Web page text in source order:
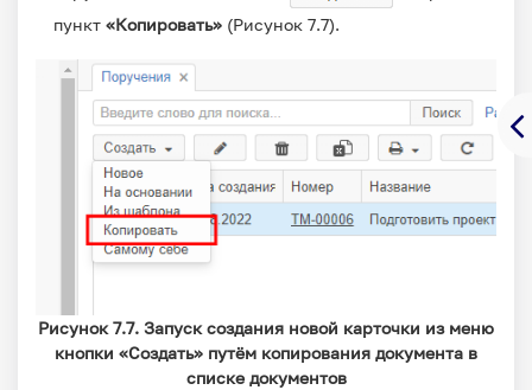
пункт«Копировать» (Рисунок 7.7).
Рисунок 7.7. Запуск создания новой карточки из меню
кнопки «Создать» путём копирования документа в
списке документов